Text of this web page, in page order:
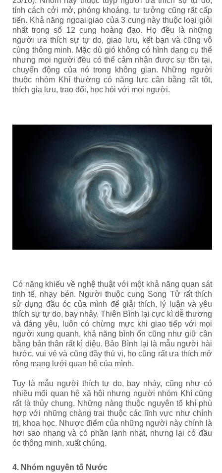
tính cách cởi mở, phóng khoáng, tư tưởng cũng rất cấp
tiến. Khả năng ngoại giao của 3 cung này thuộc loại giỏi
nhất trong số 12 cung hoàng đạo. Họ đều là những
người ưa thích sự tự do, giao lưu, kết bạn và cũng vô
cùng thông minh. Mặc dù gió không có hình dạng cụ thể
nhưng mọi người đều có thể cảm nhận được sự tồn tại,
chuyển động của nó trong không gian. Những người
thuộc nhóm Khí thường có năng lực cân bằng rất tốt,
thích gia lưu, trao đổi, học hỏi với mọi người.
Có năng khiếu về nghệ thuật với một khả năng quan sát
tinh tế, nhạy bén. Người thuộc cung Song Tử rất thích
sử dụng đầu óc của mình để giải thích, lý luận và yêu
thích sự tự do, bay nhảy. Thiên Bình lại cực kì dễ thương
và đáng yêu, luôn có chừng mực khi giao tiếp với mọi
người xung quanh, khả năng bình ổn cũng như giữ cân
bằng bản thân rất kì diệu. Bảo Bình lại là mẫu người hài
hước, vui vẻ và cũng đầy thú vị, họ cũng rất ưa thích mở
rộng mạng lưới quan hệ của mình.
Tuy là mẫu người thích tự do, bay nhảy, cũng như có
nhiều mối quan hệ xã hội nhưng người nhóm Khí cũng
rất là thủy chung. Những nàng thuộc nguyên tố khí phù
hợp với những chàng trai thuộc các lĩnh vực như chính
trị, khoa học. Nhược điểm của những người này chính là
hơi sao nhang và có phần lạnh nhạt, nhưng lại có đầu
óc thông minh, xuất chúng.
4. Nhóm nguyên tố Nước